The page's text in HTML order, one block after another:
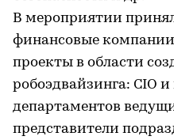
В мероприятии
финансовые
проекты в области
робоэдвайзинга: CIO
департаментов
представители